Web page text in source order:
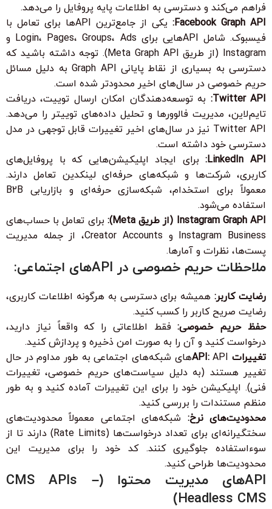
فراهم می‌کند و دسترسی به اطلاعات پایه پروفایل را می‌دهد.
Facebook Graph API:
یکی از جامع‌ترین APIها برای تعامل با
فیسبوک. شامل APIهایی برای Login، Pages، Groups، Ads و
Instagram (از طریق Meta Graph API). توجه داشته باشید که
دسترسی به بسیاری از نقاط پایانی Graph API به دلیل مسائل
حریم خصوصی در سال‌های اخیر محدودتر شده است.
Twitter API: به توسعه‌دهندگان امکان ارسال توییت، دریافت
تایم‌لاین، مدیریت فالوورها و تحلیل داده‌های توییتر را می‌دهد.
Twitter API نیز در سال‌های اخیر تغییرات قابل توجهی در مدل
دسترسی خود داشته است.
LinkedIn API:برای ایجاد اپلیکیشن‌هایی که با پروفایل‌های
کاربری، شرکت‌ها و شبکه‌های حرفه‌ای لینکدین تعامل دارند.
معمولاً برای استخدام، شبکه‌سازی حرفه‌ای و بازاریابی B2B
استفاده می‌شود.
Instagram Graph API (از طریق Meta):
برای تعامل با حساب‌های
Instagram Business و Creator Accounts، از جمله مدیریت
پست‌ها، نظرات و آمارها.
ملاحظات حریم خصوصی در APIهای اجتماعی:
رضایت کاربر:همیشه برای دسترسی به هرگونه اطلاعات کاربری،
رضایت صریح کاربر را کسب کنید.
حفظ حریم خصوصی:فقط اطلاعاتی را که واقعاً نیاز دارید،
درخواست کنید و آن را به صورت امن ذخیره و پردازش کنید.
تغییرات API:
APIهای شبکه‌های اجتماعی به طور مداوم در حال
تغییر هستند (به دلیل سیاست‌های حریم خصوصی، تغییرات
فنی). اپلیکیشن خود را برای این تغییرات آماده کنید و به طور
منظم مستندات را بررسی کنید.
محدودیت‌های نرخ: شبکه‌های اجتماعی معمولاً محدودیت‌های
سختگیرانه‌ای برای تعداد درخواست‌ها (Rate Limits) دارند تا از
سوءاستفاده جلوگیری کنند. کد خود را برای مدیریت این
محدودیت‌ها طراحی کنید.
APIهای مدیریت محتوا (CMS APIs –
Headless CMS)